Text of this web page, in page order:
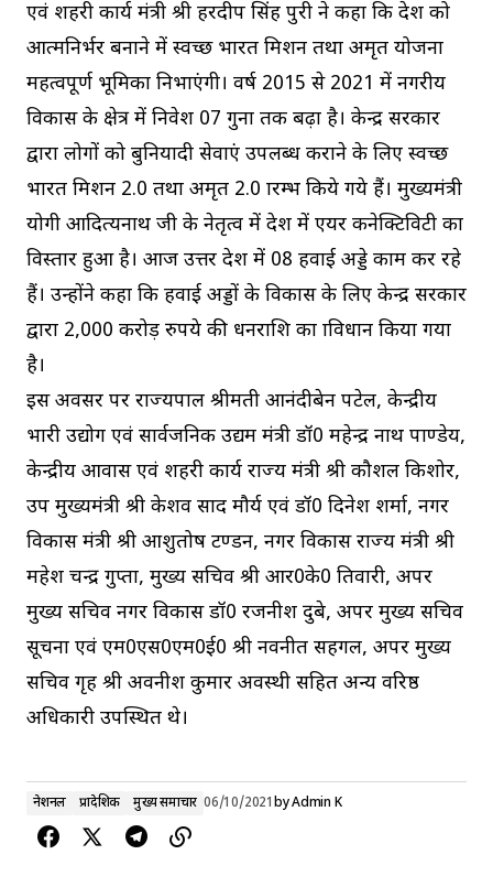
एवं शहरी कार्य मंत्री श्री हरदीप सिंह पुरी ने कहा कि देश को
आत्मनिर्भर बनाने में स्वच्छ भारत मिशन तथा अमृत योजना
महत्वपूर्ण भूमिका निभाएंगी। वर्ष 2015 से 2021 में नगरीय
विकास के क्षेत्र में निवेश 07 गुना तक बढ़ा है। केन्द्र सरकार
द्वारा लोगों को बुनियादी सेवाएं उपलब्ध कराने के लिए स्वच्छ
भारत मिशन 2.0 तथा अमृत 2.0 प्रारम्भ किये गये हैं। मुख्यमंत्री
योगी आदित्यनाथ जी के नेतृत्व में प्रदेश में एयर कनेक्टिविटी का
विस्तार हुआ है। आज उत्तर प्रदेश में 08 हवाई अड्डे काम कर रहे
हैं। उन्होंने कहा कि हवाई अड्डों के विकास के लिए केन्द्र सरकार
द्वारा 2,000 करोड़ रुपये की धनराशि का प्राविधान किया गया
है।
इस अवसर पर राज्यपाल श्रीमती आनंदीबेन पटेल, केन्द्रीय
भारी उद्योग एवं सार्वजनिक उद्यम मंत्री डॉ0 महेन्द्र नाथ पाण्डेय,
केन्द्रीय आवास एवं शहरी कार्य राज्य मंत्री श्री कौशल किशोर,
उप मुख्यमंत्री श्री केशव प्रसाद मौर्य एवं डॉ0 दिनेश शर्मा, नगर
विकास मंत्री श्री आशुतोष टण्डन, नगर विकास राज्य मंत्री श्री
महेश चन्द्र गुप्ता, मुख्य सचिव श्री आर0के0 तिवारी, अपर
मुख्य सचिव नगर विकास डॉ0 रजनीश दुबे, अपर मुख्य सचिव
सूचना एवं एम0एस0एम0ई0 श्री नवनीत सहगल, अपर मुख्य
सचिव गृह श्री अवनीश कुमार अवस्थी सहित अन्य वरिष्ठ
अधिकारी उपस्थित थे।
नेशनल प्रादेशिक मुख्य समाचार 06/10/2021byAdmin K